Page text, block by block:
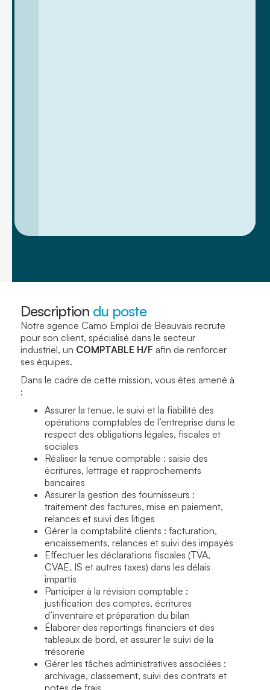
Description du poste
Notre agence Camo Emploi de Beauvais recrute
pour son client, spécialisé dans le secteur
industriel, un COMPTABLE H/F afin de renforcer
ses équipes.
Dans le cadre de cette mission, vous êtes amené à
:
Assurer la tenue, le suivi et la fiabilité des
opérations comptables de l’entreprise dans le
respect des obligations légales, fiscales et
sociales
Réaliser la tenue comptable : saisie des
écritures, lettrage et rapprochements
bancaires
Assurer la gestion des fournisseurs :
traitement des factures, mise en paiement,
relances et suivi des litiges
Gérer la comptabilité clients : facturation,
encaissements, relances et suivi des impayés
Effectuer les déclarations fiscales (TVA,
CVAE, IS et autres taxes) dans les délais
impartis
Participer à la révision comptable :
justification des comptes, écritures
d’inventaire et préparation du bilan
Élaborer des reportings financiers et des
tableaux de bord, et assurer le suivi de la
trésorerie
Gérer les tâches administratives associées :
archivage, classement, suivi des contrats et